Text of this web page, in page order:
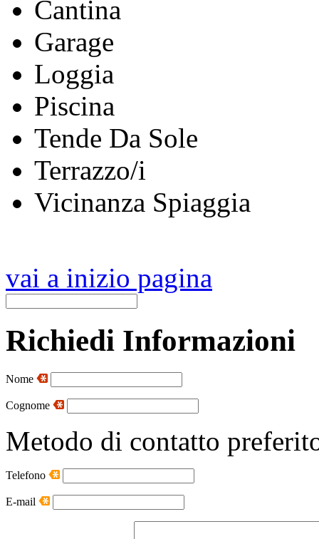
Cantina
Garage
Loggia
Piscina
Tende Da Sole
Terrazzo/i
Vicinanza Spiaggia
vai a inizio pagina
Richiedi Informazioni
Nome
Cognome
Metodo di contatto
Telefono
E-mail